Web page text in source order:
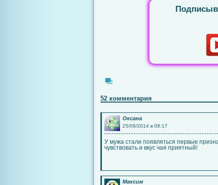
52 комментария
Оксана
25/09/2014 в 08:17
У мужа стали появляться первые
чувствовать и вкус чая приятный!
Максим